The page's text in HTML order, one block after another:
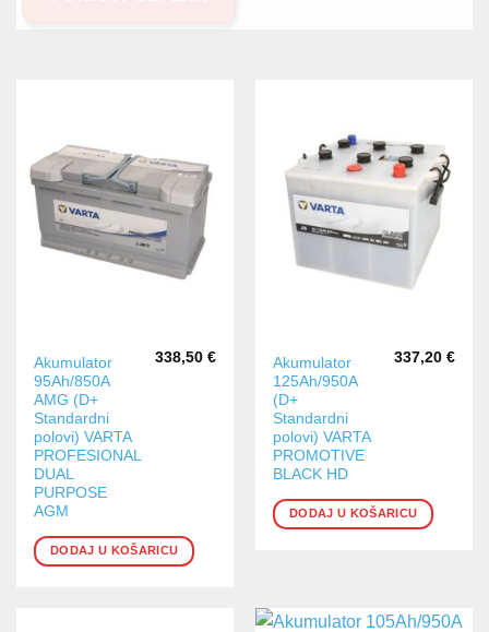
Akumulator
95Ah/850A
AMG (D+
Standardni
polovi) VARTA
PROFESIONAL
DUAL
PURPOSE
AGM
338,50 €
DODAJ U KOŠARICU
Akumulator
125Ah/950A
(D+
Standardni
polovi) VARTA
PROMOTIVE
BLACK HD
337,20 €
DODAJ U KOŠARICU